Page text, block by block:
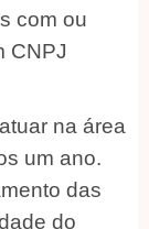
com ou
CNPJ
na área
um ano.
das
do